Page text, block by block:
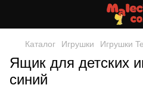
Каталог Игрушки Игрушки
Ящик для детских
синий